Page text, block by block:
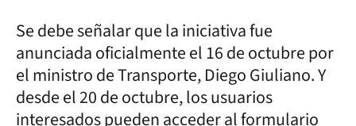
Se debe señalar que la iniciativa fue
anunciada oficialmente el 16 de octubre por
el ministro de Transporte, Diego Giuliano. Y
desde el 20 de octubre, los usuarios
interesados pueden acceder al formulario